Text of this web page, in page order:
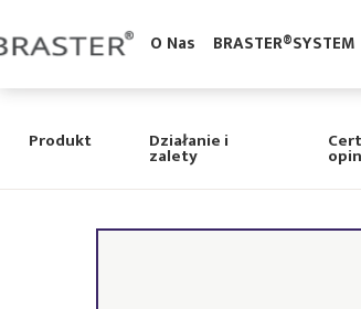
O Nas
Produkt Działanie i
zalety